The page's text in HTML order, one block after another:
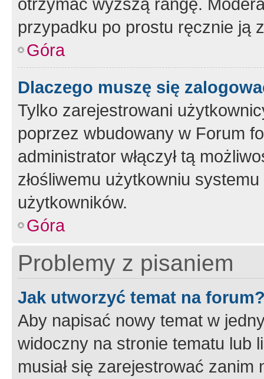
przypadku po prostu ręcznie ją
Góra
Dlaczego muszę się
Tylko zarejestrowani
poprzez wbudowany w Forum
administrator włączył tą
złośliwemu użytkowniu
użytkowników.
Góra
Problemy z pisaniem
Jak utworzyć temat na
Aby napisać nowy temat w
widoczny na stronie tematu lub
musiał się zarejestrować